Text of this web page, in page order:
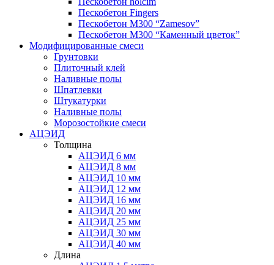
Пескобетон Fingers
Пескобетон М300 “Zamesov”
Пескобетон М300 “Каменный цветок”
Модифицированные смеси
Грунтовки
Плиточный клей
Наливные полы
Шпатлевки
Штукатурки
Наливные полы
Морозостойкие смеси
АЦЭИД
Толщина
АЦЭИД 6 мм
АЦЭИД 8 мм
АЦЭИД 10 мм
АЦЭИД 12 мм
АЦЭИД 16 мм
АЦЭИД 20 мм
АЦЭИД 25 мм
АЦЭИД 30 мм
АЦЭИД 40 мм
Длина